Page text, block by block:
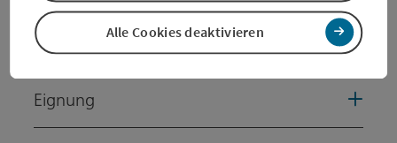
Preise
Eignung
Alle Cookies deaktivieren